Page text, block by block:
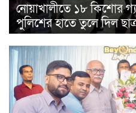
নোয়াখালীতে ১৮ কিশোর
পুলিশের হাতে তুলে দিল